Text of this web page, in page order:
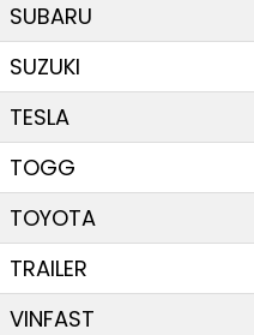
SUBARU
SUZUKI
TESLA
TOGG
TOYOTA
TRAILER
VINFAST